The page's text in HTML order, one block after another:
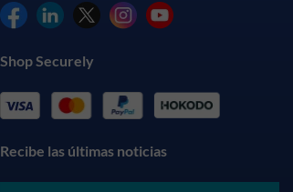
Shop Securely
Recibe las últimas noticias